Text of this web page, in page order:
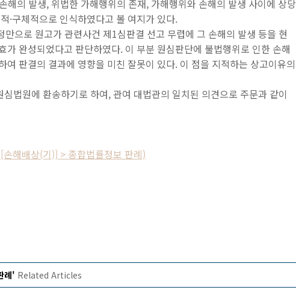
의 발생, 위법한 가해행위의 존재, 가해행위와 손해의 발생 사이에 상당
·구체적으로 인식하였다고 볼 여지가 있다.
으로 원고가 관련사건 제1심판결 선고 무렵에 그 손해의 발생 등을 현
완성되었다고 판단하였다. 이 부분 원심판단에 불법행위로 인한 손해
판결의 결과에 영향을 미친 잘못이 있다. 이 점을 지적하는 상고이유의
법원에 환송하기로 하여, 관여 대법관의 일치된 의견으로 주문과 같이
해배상(기)] > 종합법률정보 판례)
례' Related Articles